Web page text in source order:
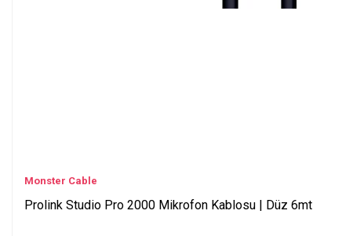
Monster Cable
Prolink Studio Pro 2000 Mikrofon Kablosu | Düz 6mt